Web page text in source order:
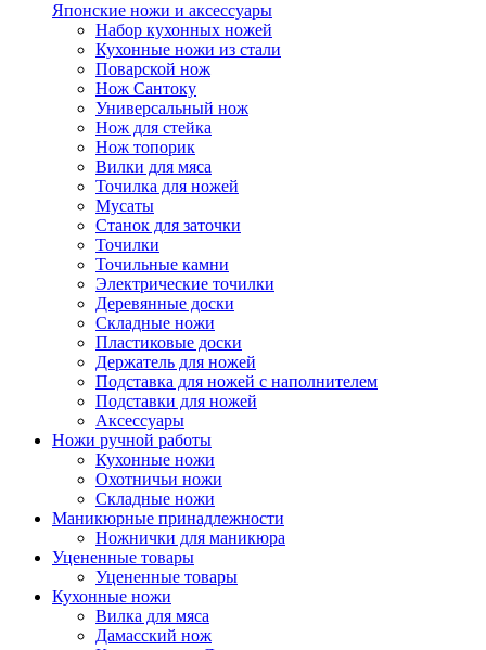
Японские ножи и аксессуары
Набор кухонных ножей
Кухонные ножи из стали
Поварской нож
Нож Сантоку
Универсальный нож
Нож для стейка
Нож топорик
Вилки для мяса
Точилка для ножей
Мусаты
Станок для заточки
Точилки
Точильные камни
Электрические точилки
Деревянные доски
Складные ножи
Пластиковые доски
Держатель для ножей
Подставка для ножей с наполнителем
Подставки для ножей
Аксессуары
Ножи ручной работы
Кухонные ножи
Охотничьи ножи
Складные ножи
Маникюрные принадлежности
Ножнички для маникюра
Уцененные товары
Уцененные товары
Кухонные ножи
Вилка для мяса
Дамасский нож